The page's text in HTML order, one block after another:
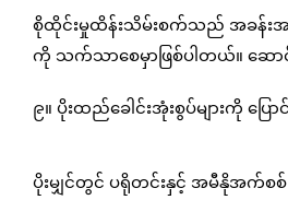
စိုထိုင်းမှုထိန်းသိမ်းစက်သည် အခန်း
ကို သက်သာစေမှာဖြစ်ပါတယ်။ ဆေ
၉။ ပိုးထည်ခေါင်းအုံးစွပ်များကို ပြေ
ပိုးမျှင်တွင် ပရိုတင်းနှင့် အမီနိုအက်